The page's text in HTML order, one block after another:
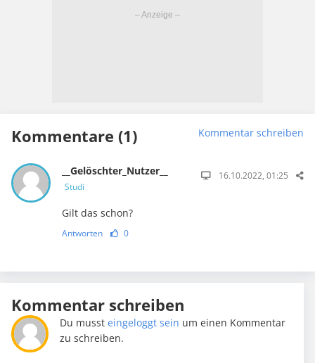
Kommentare (1) Kommentar schreiben
__Gelöschter_Nutzer__
Studi
16.10.2022, 01:25
Gilt das schon?
Antworten 0
Kommentar schreiben
Du mussteingeloggt sein um einen Kommentar
zu schreiben.